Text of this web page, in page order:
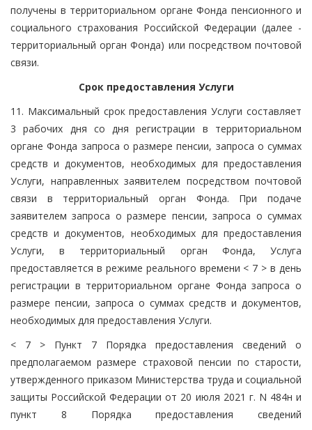
получены в территориальном органе Фонда пенсионного и
социального страхования Российской Федерации (далее -
территориальный орган Фонда) или посредством почтовой
связи.
Срок предоставления Услуги
11. Максимальный срок предоставления Услуги составляет
3 рабочих дня со дня регистрации в территориальном
органе Фонда запроса о размере пенсии, запроса о суммах
средств и документов, необходимых для предоставления
Услуги, направленных заявителем посредством почтовой
связи в территориальный орган Фонда. При подаче
заявителем запроса о размере пенсии, запроса о суммах
средств и документов, необходимых для предоставления
Услуги, в территориальный орган Фонда, Услуга
предоставляется в режиме реального времени < 7 > в день
регистрации в территориальном органе Фонда запроса о
размере пенсии, запроса о суммах средств и документов,
необходимых для предоставления Услуги.
< 7 > Пункт 7 Порядка предоставления сведений о
предполагаемом размере страховой пенсии по старости,
утвержденного приказом Министерства труда и социальной
защиты Российской Федерации от 20 июля 2021 г. N 484н и
пункт 8 Порядка предоставления сведений